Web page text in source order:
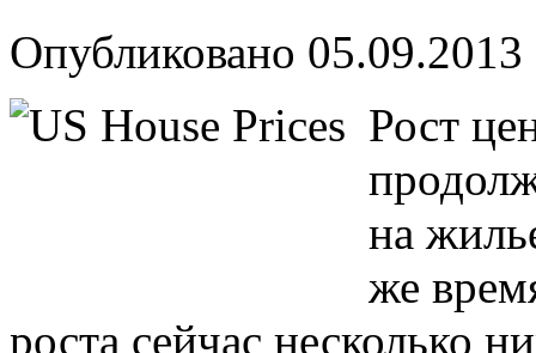
Опубликовано
Рост
на
же
роста сейчас несколько